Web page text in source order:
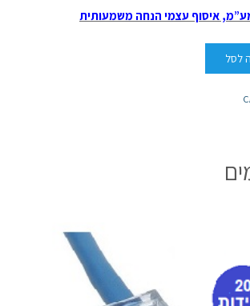
איסוף עצמי הנחה משמעותית
לסל